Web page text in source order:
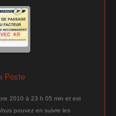
Poste
2010 à 23 h 05 min et est
Vous pouvez en suivre les